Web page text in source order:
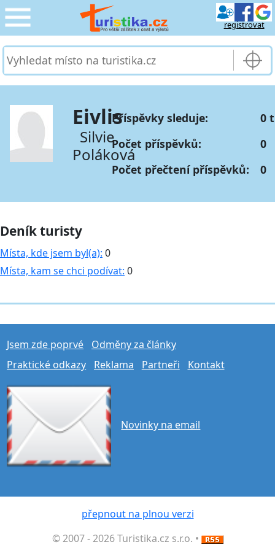
registrovat
CESTOVÁNÍ
SLUŽBY & DOPRAVA ›
PRO TURISTY ›
MOJE TURISTIKA ›
Eivlis
Silvie
Poláková
Příspěvky sleduje:
0
Počet příspěvků:
0
Počet přečtení příspěvků:
0
Deník turisty
Místa, kde jsem byl(a): 0
Místa, kam se chci podívat: 0
Jsem zde poprvé
Odměny za články
Praktické odkazy
Reklama Partneři Kontakt
Novinky na email
přepnout na plnou verzi
© 2007 - 2026 Turistika.cz s.r.o. •